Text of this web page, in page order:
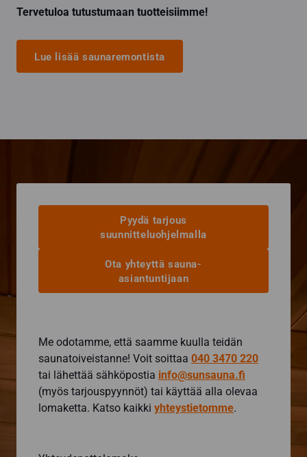
Tervetuloa tutustumaan tuotteisiimme!
Lue lisää saunaremontista
Pyydä tarjous
suunnitteluohjelmalla
Ota yhteyttä sauna-
asiantuntijaan
Me odotamme, että saamme kuulla teidän
saunatoiveistanne! Voit soittaa 040 3470 220
tai lähettää sähköpostia info@sunsauna.fi
(myös tarjouspyynnöt) tai käyttää alla olevaa
lomaketta. Katso kaikki yhteystietomme.